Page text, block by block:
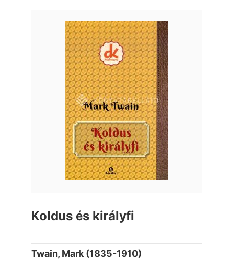
Koldus és királyfi
Twain, Mark (1835-1910)